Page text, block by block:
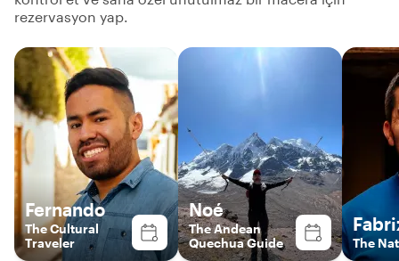
rezervasyon yap.
Fernando
The Cultural
Traveler
Noé
The Andean
Quechua Guide
The